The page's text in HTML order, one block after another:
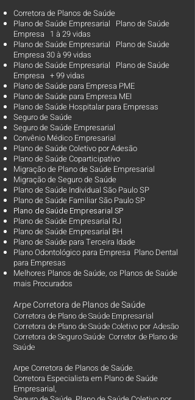
Corretora de Planos de Saúde
Plano de Saúde Empresarial Plano de Saúde
Empresa 1 à 29 vidas
Plano de Saúde Empresarial Plano de Saúde
Empresa 30 à 99 vidas ​
Plano de Saúde Empresarial Plano de Saúde
Empresa + 99 vidas
Plano de Saúde para Empresa PME
Plano de Saúde para Empresa MEI
Plano de Saúde Hospitalar para Empresas
Seguro de Saúde
Seguro de Saúde Empresarial
Convênio Médico Empresarial
Plano de Saúde Coletivo por Adesão
Plano de Saúde Coparticipativo
Migração de Plano de Saúde Empresarial
Migração de Seguro de Saúde
Plano de Saúde Individual São Paulo SP
Plano de Saúde Familiar São Paulo SP
Plano de Saúde Empresarial SP
Plano de Saúde Empresarial RJ
Plano de Saúde Empresarial BH
Plano de Saúde para Terceira Idade
Plano Odontológico para Empresa Plano Dental
para Empresas
Melhores Planos de Saúde, os Planos de Saúde
mais Procurados​
Arpe Corretora de Planos de Saúde
Corretora de Plano de Saúde Empresarial
Corretora de Plano de Saúde Coletivo por Adesão
Corretora de Seguro Saúde Corretor de Plano de
Saúde
Arpe Corretora de Planos de Saúde.
Corretora Especialista em Plano de Saúde
Empresarial,